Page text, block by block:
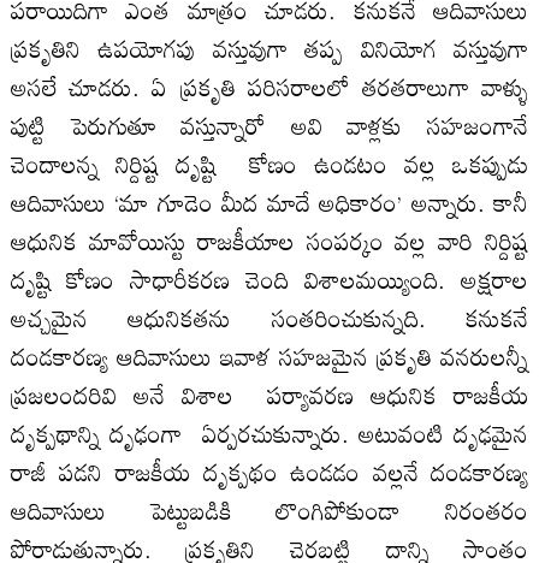
ప్రకృతిని ఉపయోగపు వస్తువుగా తప్ప వినియోగ వస్తువుగా
అసలే చూడరు. ఏ ప్రకృతి పరిసరాలలో తరతరాలుగా వాళ్ళు
పుట్టి పెరుగుతూ వస్తున్నారో అవి వాళ్లకు సహజంగానే
చెందాలన్న నిర్దిష్ట దృష్టి కోణం ఉండటం వల్ల ఒకప్పుడు
ఆదివాసులు ‘మా గూడెం మీద మాదే అధికారం’ అన్నారు. కానీ
ఆధునిక మావోయిస్టు రాజకీయాల సంపర్కం వల్ల వారి నిర్దిష్ట
దృష్టి కోణం సాధారీకరణ చెంది విశాలమయ్యింది. అక్షరాల
అచ్చమైన ఆధునికతను సంతరించుకున్నది. కనుకనే
దండకారణ్య ఆదివాసులు ఇవాళ సహజమైన ప్రకృతి వనరులన్నీ
ప్రజలందరివి అనే విశాల పర్యావరణ ఆధునిక రాజకీయ
దృక్పథాన్ని దృఢంగా ఏర్పరచుకున్నారు. అటువంటి దృఢమైన
రాజీ పడని రాజకీయ దృక్పథం ఉండడం వల్లనే దండకారణ్య
ఆదివాసులు పెట్టుబడికి లొంగిపోకుండా నిరంతరం
పోరాడుతున్నారు. ప్రకృతిని చెరబట్టి దాన్ని సాంతం